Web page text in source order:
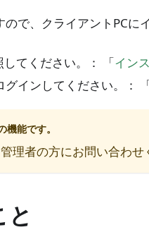
で、クライアントPCに
てください。： 「イン
インしてください。：
能です。
理者の方にお問い合わせ